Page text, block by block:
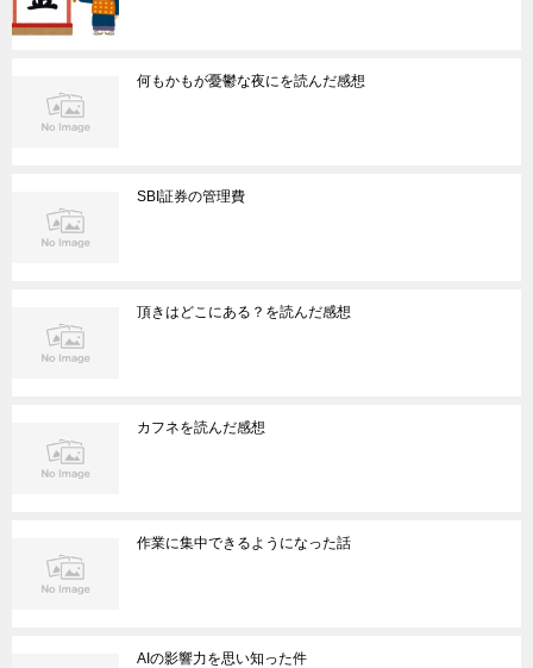
何もかもが憂鬱な夜にを読んだ感想
SBI証券の管理費
頂きはどこにある？を読んだ感想
カフネを読んだ感想
作業に集中できるようになった話
AIの影響力を思い知った件